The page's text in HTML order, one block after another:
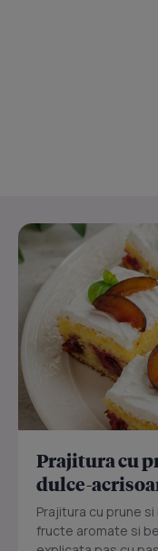
Prajitura cu
dulce-
Prajitura cu prune
fructe aromate si